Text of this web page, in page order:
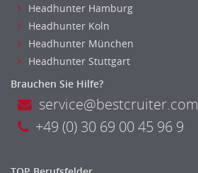
Headhunter Hamburg
Headhunter Koln
Headhunter München
Headhunter Stuttgart
Brauchen Sie Hilfe?
service@bestcruiter.com
+49 (0) 30 69 00 45 96 9